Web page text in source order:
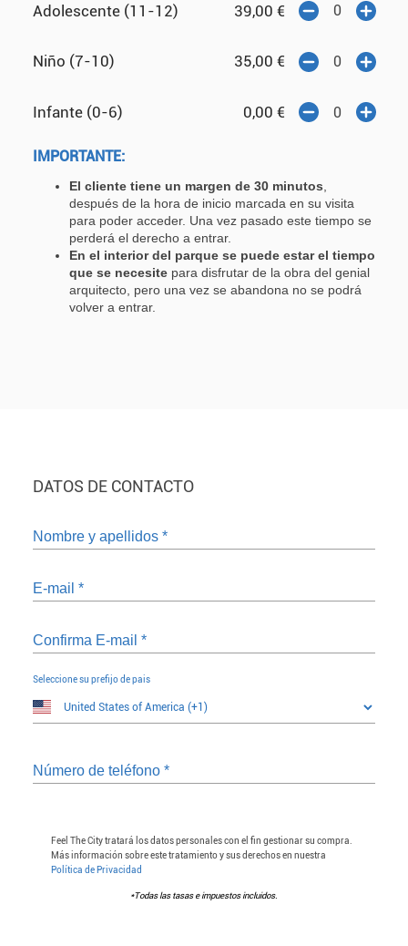
Adolescente (11-12) 39,00 €
Niño (7-10) 35,00 €
Infante (0-6) 0,00 €
IMPORTANTE:
El cliente tiene un margen de 30 minutos,
después de la hora de inicio marcada en su visita
para poder acceder. Una vez pasado este tiempo se
perderá el derecho a entrar.
En el interior del parque se puede estar el tiempo
que se necesite para disfrutar de la obra del genial
arquitecto, pero una vez se abandona no se podrá
volver a entrar.
DATOS DE CONTACTO
Nombre y apellidos *
E-mail *
Confirma E-mail *
Seleccione su prefijo de pais
Número de teléfono *
Feel The City tratará los datos personales con el fin gestionar su compra.
Más información sobre este tratamiento y sus derechos en nuestra
Política de Privacidad
*Todas las tasas e impuestos incluidos.